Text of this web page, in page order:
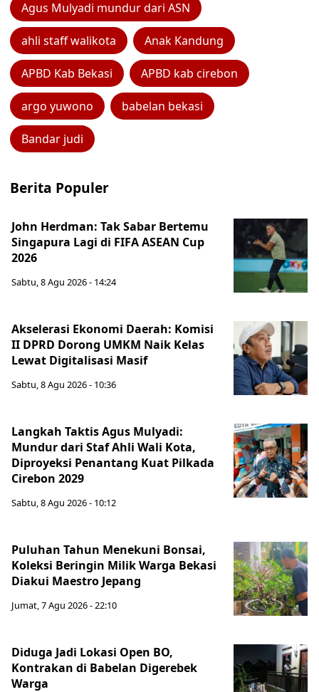
Agus Mulyadi mundur dari ASN
ahli staff walikota Anak Kandung
APBD Kab Bekasi APBD kab cirebon
argo yuwono babelan bekasi
Bandar judi
Berita Populer
John Herdman: Tak Sabar Bertemu
Singapura Lagi di FIFA ASEAN Cup
2026
Sabtu, 8 Agu 2026 - 14:24
Akselerasi Ekonomi Daerah: Komisi
II DPRD Dorong UMKM Naik Kelas
Lewat Digitalisasi Masif
Sabtu, 8 Agu 2026 - 10:36
Langkah Taktis Agus Mulyadi:
Mundur dari Staf Ahli Wali Kota,
Diproyeksi Penantang Kuat Pilkada
Cirebon 2029
Sabtu, 8 Agu 2026 - 10:12
Puluhan Tahun Menekuni Bonsai,
Koleksi Beringin Milik Warga Bekasi
Diakui Maestro Jepang
Jumat, 7 Agu 2026 - 22:10
Diduga Jadi Lokasi Open BO,
Kontrakan di Babelan Digerebek
Warga